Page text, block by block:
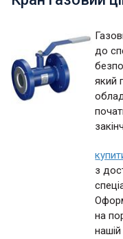
до
який
з
на